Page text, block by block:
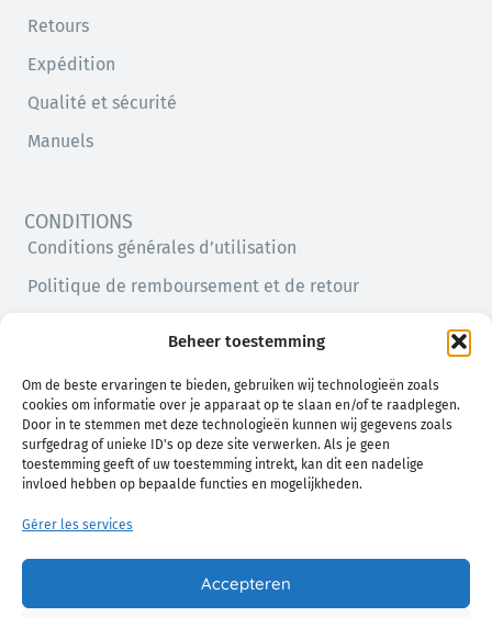
Beheer toestemming
Om de beste ervaringen te bieden, gebruiken wij technologieën zoals
cookies om informatie over je apparaat op te slaan en/of te raadplegen.
Door in te stemmen met deze technologieën kunnen wij gegevens zoals
surfgedrag of unieke ID's op deze site verwerken. Als je geen
toestemming geeft of uw toestemming intrekt, kan dit een nadelige
invloed hebben op bepaalde functies en mogelijkheden.
Gérer les services
Accepteren
Retours
Expédition
Qualité et sécurité
Manuels
CONDITIONS
Conditions générales d’utilisation
Politique de remboursement et de retour